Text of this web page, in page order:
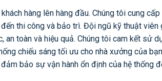
hàng lên hàng đầu. Chúng tôi cung
thi công và bảo trì. Đội ngũ kỹ thuật
toàn và hiệu quả. Chúng tôi cam kết sử
chiếu sáng tối ưu cho nhà xưởng của
bảo sự vận hành ổn định của hệ thống